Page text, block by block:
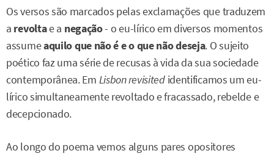
Os versos são marcados pelas exclamações que traduzem
a revoltae a negação- o eu-lírico em diversos momentos
assumeaquilo que não é e o que não deseja. O sujeito
poético faz uma série de recusas à vida da sua sociedade
contemporânea. Em Lisbon revisitedidentificamos um eu-
lírico simultaneamente revoltado e fracassado, rebelde e
decepcionado.
Ao longo do poema vemos alguns pares opositores